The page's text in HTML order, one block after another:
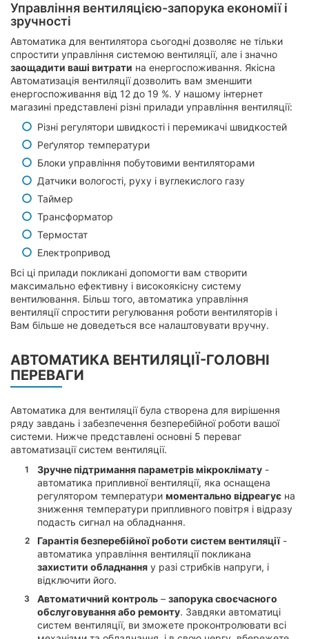
Управління вентиляцією-запорука економії і
зручності
Автоматика для вентилятора сьогодні дозволяє не тільки
спростити управління системою вентиляції, але і значно
заощадити ваші витрати на енергоспоживання. Якісна
Автоматизація вентиляції дозволить вам зменшити
енергоспоживання від 12 до 19 %. У нашому інтернет
магазині представлені різні прилади управління вентиляції:
Різні регулятори швидкості і перемикачі швидкостей
Реґулятор температури
Блоки управління побутовими вентиляторами
Датчики вологості, руху і вуглекислого газу
Таймер
Трансформатор
Термостат
Електропривод
Всі ці прилади покликані допомогти вам створити
максимально ефективну і високоякісну систему
вентилювання. Більш того, автоматика управління
вентиляції спростити регулювання роботи вентиляторів і
Вам більше не доведеться все налаштовувати вручну.
АВТОМАТИКА ВЕНТИЛЯЦІЇ-ГОЛОВНІ
ПЕРЕВАГИ
Автоматика для вентиляції була створена для вирішення
ряду завдань і забезпечення безперебійної роботи вашої
системи. Нижче представлені основні 5 переваг
автоматизації систем вентиляції.
Зручне підтримання параметрів мікроклімату -
автоматика припливної вентиляції, яка оснащена
регулятором температури моментально відреагує на
зниження температури припливного повітря і відразу
подасть сигнал на обладнання.
Гарантія безперебійної роботи систем вентиляції-
автоматика управління вентиляції покликана
захистити обладнання у разі стрибків напруги, і
відключити його.
Автоматичний контроль – запорука своєчасного
обслуговування або ремонту. Завдяки автоматиці
систем вентиляції, ви зможете проконтролювати всі